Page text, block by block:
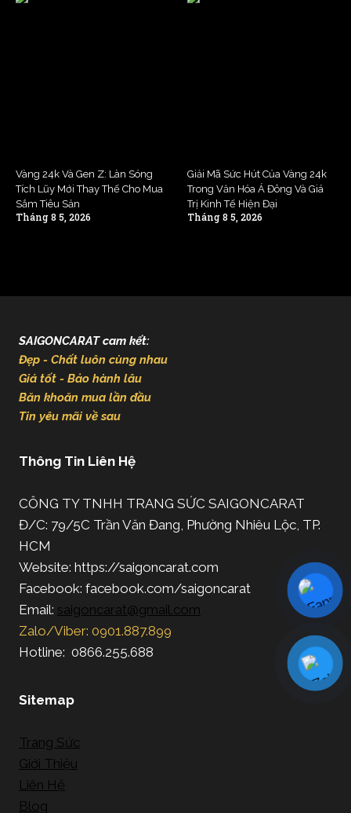
Vàng 24k Và Gen Z: Làn Sóng
Tích Lũy Mới Thay Thế Cho Mua
Sắm Tiêu Sản
Tháng 8 5, 2026
Giải Mã Sức Hút Của Vàng 24k
Trong Văn Hóa Á Đông Và Giá
Trị Kinh Tế Hiện Đại
Tháng 8 5, 2026
SAIGONCARAT cam kết:
Đẹp - Chất luôn cùng nhau
Giá tốt - Bảo hành lâu
Băn khoăn mua lần đầu
Tin yêu mãi về sau
Thông Tin Liên Hệ
CÔNG TY TNHH TRANG SỨC SAIGONCARAT
Đ/C: 79/5C Trần Văn Đang, Phường Nhiêu Lộc, TP.
HCM
Website: https://saigoncarat.com
Facebook: facebook.com/saigoncarat
Email: saigoncarat@gmail.com
Zalo/Viber: 0901.887.899
Hotline: 0866.255.688
Sitemap
Trang Sức
Giới Thiệu
Liên Hệ
Blog